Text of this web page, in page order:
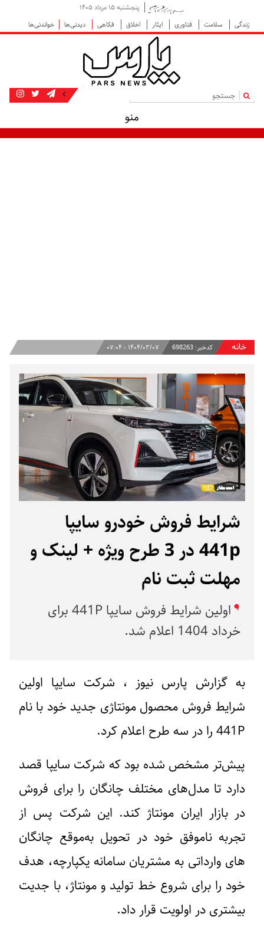
پنجشنبه ۱۵ مرداد ۱۴۰۵
زندگی
سلامت فناوری ایثار اخلاق فکاهی دیدنی‌ها خواندنی‌ها
|
منو
خانه کدخبر: 698263 ۱۴۰۴/۰۳/۰۷ - ۰۷:۰۴
شرایط فروش خودرو سایپا
441p در 3 طرح ویژه + لینک و
مهلت ثبت نام
اولین شرایط فروش سایپا 441P برای
خرداد 1404 اعلام شد.
به گزارش پارس نیوز ، شرکت سایپا اولین
شرایط فروش محصول مونتاژی جدید خود با نام
441P را در سه طرح اعلام کرد.
پیش‌تر مشخص شده بود که شرکت سایپا قصد
دارد تا مدل‌های مختلف چانگان را برای فروش
در بازار ایران مونتاژ کند. این شرکت پس از
تجربه ناموفق خود در تحویل به‌موقع چانگان
های وارداتی به مشتریان سامانه یکپارچه، هدف
خود را برای شروع خط تولید و مونتاژ، با جدیت
بیشتری در اولویت قرار داد.